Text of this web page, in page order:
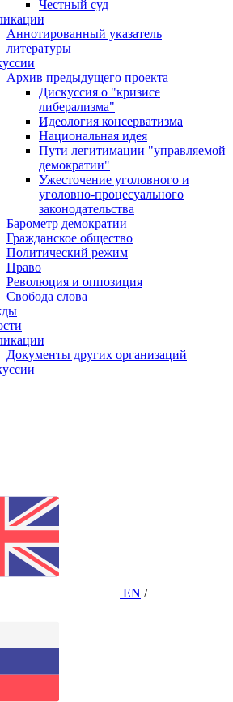
Честный суд
Аннотированный указатель
литературы
Архив предыдущего проекта
Дискуссия о "кризисе
либерализма"
Идеология консерватизма
Национальная идея
Пути легитимации "управляемой
демократии"
Ужесточение уголовного и
уголовно-процесуального
законодательства
Барометр демократии
Гражданское общество
Политический режим
Право
Революция и оппозиция
Свобода слова
Документы других организаций
EN /